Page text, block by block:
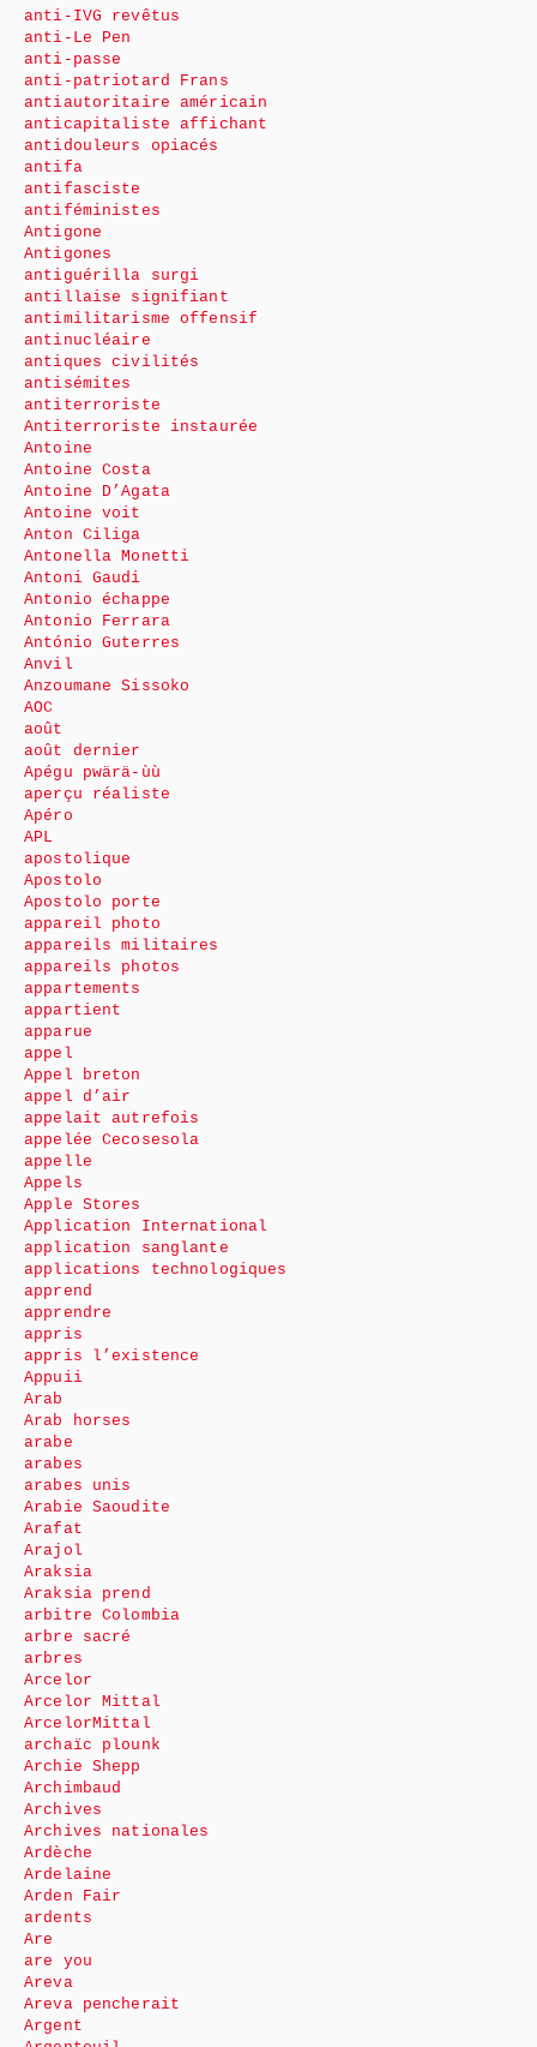
anti-IVG revêtus
anti-Le Pen
anti-passe
anti-patriotard Frans
antiautoritaire américain
anticapitaliste affichant
antidouleurs opiacés
antifa
antifasciste
antiféministes
Antigone
Antigones
antiguérilla surgi
antillaise signifiant
antimilitarisme offensif
antinucléaire
antiques civilités
antisémites
antiterroriste
Antiterroriste instaurée
Antoine
Antoine Costa
Antoine D’Agata
Antoine voit
Anton Ciliga
Antonella Monetti
Antoni Gaudi
Antonio échappe
Antonio Ferrara
António Guterres
Anvil
Anzoumane Sissoko
AOC
août
août dernier
Apégu pwärä-ùù
aperçu réaliste
Apéro
APL
apostolique
Apostolo
Apostolo porte
appareil photo
appareils militaires
appareils photos
appartements
appartient
apparue
appel
Appel breton
appel d’air
appelait autrefois
appelée Cecosesola
appelle
Appels
Apple Stores
Application International
application sanglante
applications technologiques
apprend
apprendre
appris
appris l’existence
Appuii
Arab
Arab horses
arabe
arabes
arabes unis
Arabie Saoudite
Arafat
Arajol
Araksia
Araksia prend
arbitre Colombia
arbre sacré
arbres
Arcelor
Arcelor Mittal
ArcelorMittal
archaïc plounk
Archie Shepp
Archimbaud
Archives
Archives nationales
Ardèche
Ardelaine
Arden Fair
ardents
Are
are you
Areva
Areva pencherait
Argent